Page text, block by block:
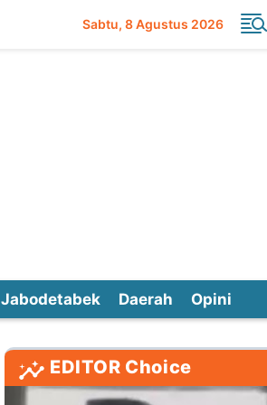
Sabtu 8 Agustus 2026
Jabodetabek Daerah Opini
EDITOR Choice